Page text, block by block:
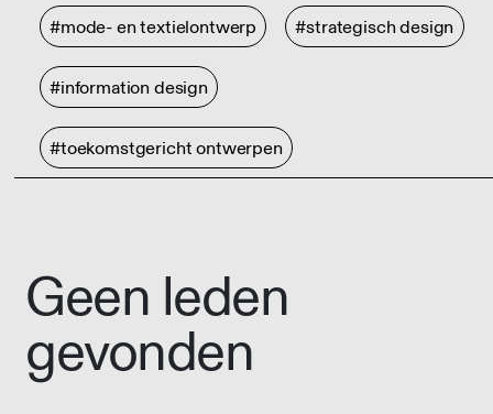
#mode- en textielontwerp #strategisch design
#information design
#toekomstgericht ontwerpen
Geen leden
gevonden